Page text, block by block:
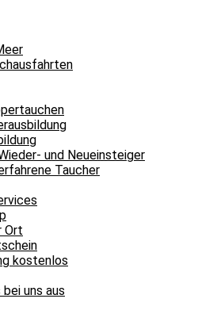
und Neueinsteiger
Taucher
Ort
kostenlos
uns aus